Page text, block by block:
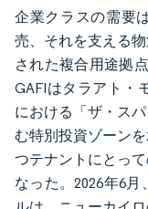
企業クラスの需要
売、それを支える
された複合用途拠
GAFIはタラアト・
における「ザ・ス
む特別投資ゾーン
つテナントにとっ
なった。2026年6